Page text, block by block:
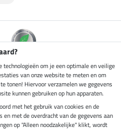
om je een optimale en veilige
van onze website te meten en om
tonen! Hiervoor verzamelen we gegevens
kunnen gebruiken op hun apparaten.
met het gebruik van cookies en de
met de overdracht van de gegevens aan
op "Alleen noodzakelijke" klikt, wordt